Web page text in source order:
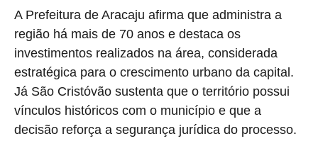
A Prefeitura de Aracaju afirma que administra a
região há mais de 70 anos e destaca os
investimentos realizados na área, considerada
estratégica para o crescimento urbano da capital.
Já São Cristóvão sustenta que o território possui
vínculos históricos com o município e que a
decisão reforça a segurança jurídica do processo.